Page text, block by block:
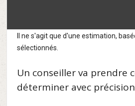
Il ne s'agit que d'une estimation,
sélectionnés.
Un conseiller va prendre
déterminer avec